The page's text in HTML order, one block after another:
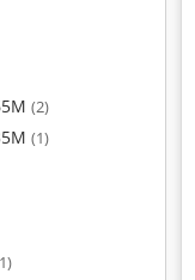
(2)
(1)